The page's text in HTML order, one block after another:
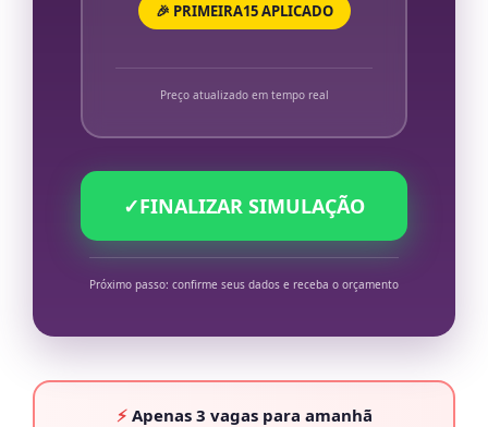
🎉 PRIMEIRA15 APLICADO
Preço atualizado em tempo real
✓FINALIZAR SIMULAÇÃO
Próximo passo: confirme seus dados e receba o orçamento
⚡Apenas 3 vagaspara amanhã